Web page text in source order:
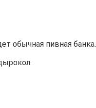
обычная пивная банка.